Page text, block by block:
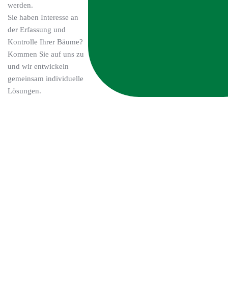
werden.
Sie haben Interesse an
der Erfassung und
Kontrolle Ihrer Bäume?
Kommen Sie auf uns zu
und wir entwickeln
gemeinsam individuelle
Lösungen.